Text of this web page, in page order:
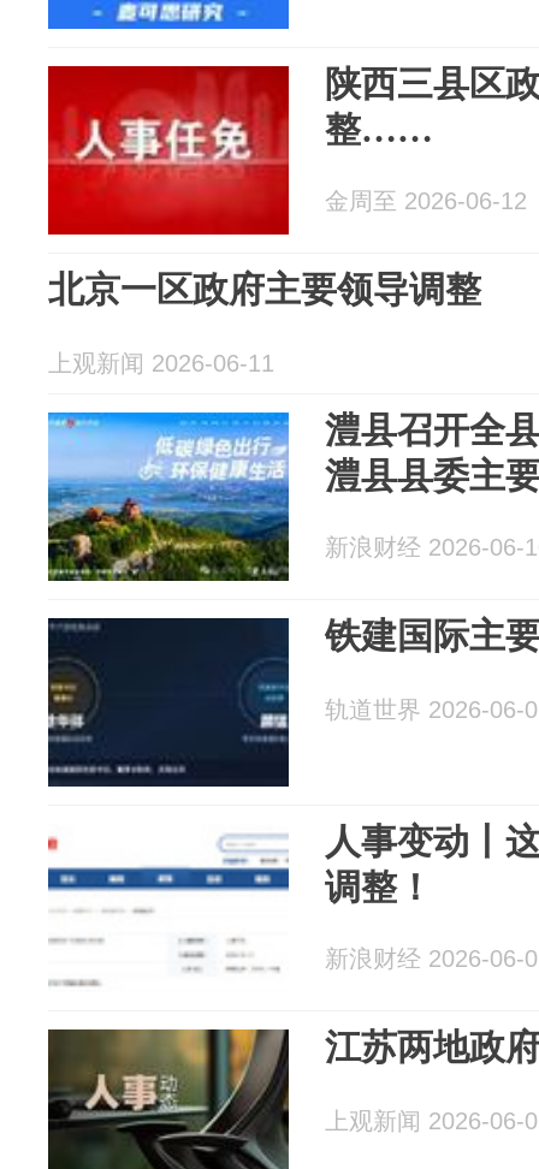
陕西三县区
整……
金周至 2026-06-12
北京一区政府主要领导调整
上观新闻 2026-06-11
澧县召开全
澧县县委主
新浪财经 2026-06-
铁建国际主
轨道世界 2026-06-
人事变动丨
调整！
新浪财经 2026-06-
江苏两地政
上观新闻 2026-06-